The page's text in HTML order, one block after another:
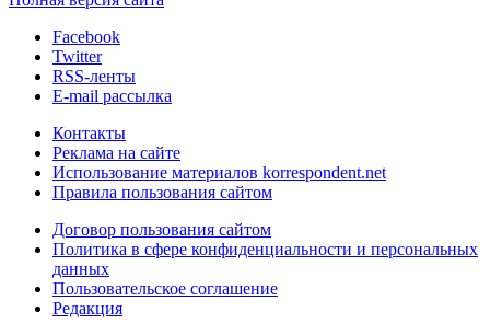
Facebook
Twitter
RSS-ленты
E-mail рассылка
Контакты
Реклама на сайте
Использование материалов korrespondent.net
Правила пользования сайтом
Договор пользования сайтом
Политика в сфере конфиденциальности и персональных
данных
Пользовательское соглашение
Редакция